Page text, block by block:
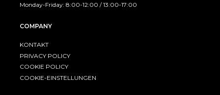
Monday-Friday: 8:00-12:00 / 13:00-17:00
COMPANY
KONTAKT
PRIVACY POLICY
COOKIE POLICY
COOKIE-EINSTELLUNGEN